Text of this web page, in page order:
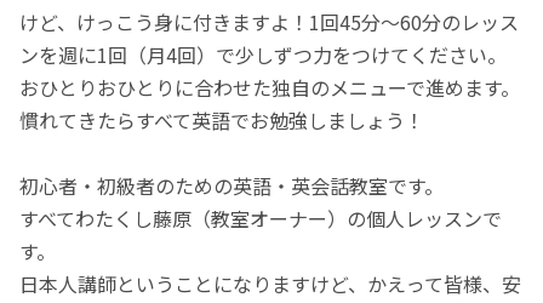
けど、けっこう身に付きますよ！1回45分～60分のレッス
ンを週に1回（月4回）で少しずつ力をつけてください。
おひとりおひとりに合わせた独自のメニューで進めます。
慣れてきたらすべて英語でお勉強しましょう！
初心者・初級者のための英語・英会話教室です。
すべてわたくし藤原（教室オーナー）の個人レッスンで
す。
日本人講師ということになりますけど、かえって皆様、安